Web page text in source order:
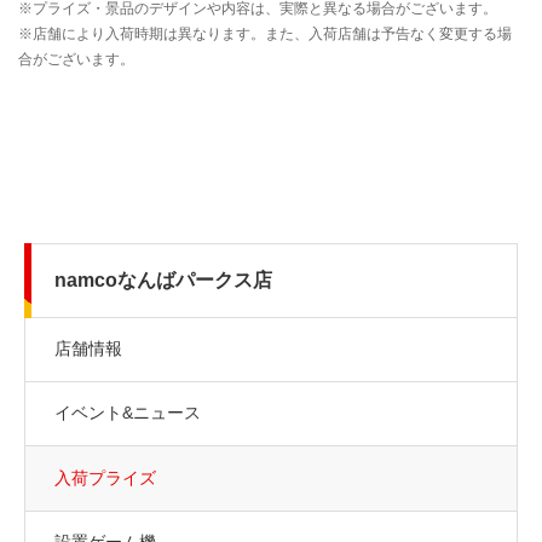
namcoなんばパークス店
店舗情報
イベント&ニュース
入荷プライズ